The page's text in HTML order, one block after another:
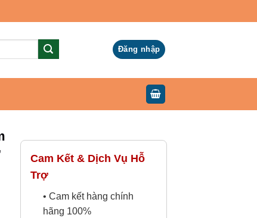
Đăng nhập
Cam Kết & Dịch Vụ Hỗ
Trợ
• Cam kết hàng chính
hãng 100%